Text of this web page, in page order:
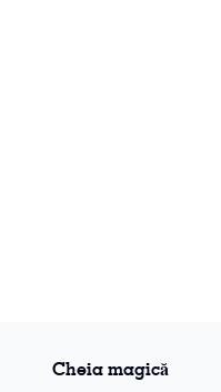
Cheia magică